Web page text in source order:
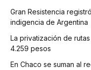
Gran Resistencia
indigencia de Argentina
La privatización de
4.259 pesos
En Chaco se suman al